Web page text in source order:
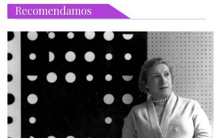
Recomendamos